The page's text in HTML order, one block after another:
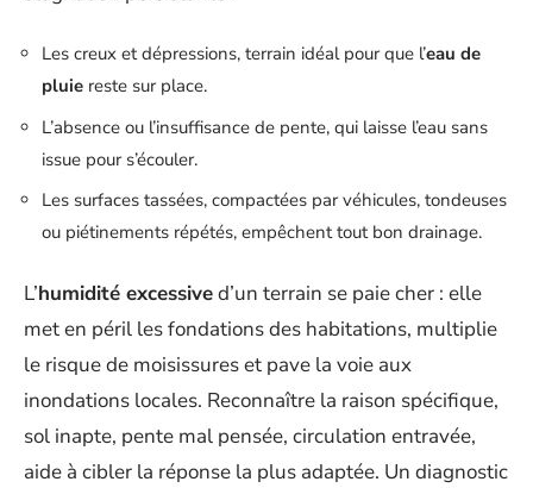
Les creux et dépressions, terrain idéal pour que l’eau de
pluie reste sur place.
L’absence ou l’insuffisance de pente, qui laisse l’eau sans
issue pour s’écouler.
Les surfaces tassées, compactées par véhicules, tondeuses
ou piétinements répétés, empêchent tout bon drainage.
L’humidité excessived’un terrain se paie cher : elle
met en péril les fondations des habitations, multiplie
le risque de moisissures et pave la voie aux
inondations locales. Reconnaître la raison spécifique,
sol inapte, pente mal pensée, circulation entravée,
aide à cibler la réponse la plus adaptée. Un diagnostic